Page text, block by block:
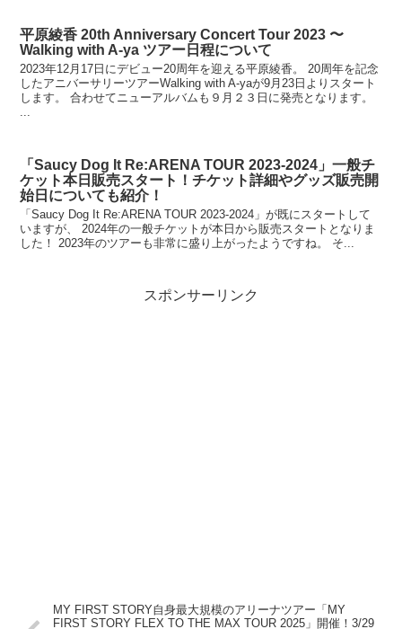
平原綾香 20th Anniversary Concert Tour 2023 〜
Walking with A-ya ツアー日程について
2023年12月17日にデビュー20周年を迎える平原綾香。 20周年を記念
したアニバーサリーツアーWalking with A-yaが9月23日よりスタート
します。 合わせてニューアルバムも９月２３日に発売となります。
「Saucy Dog It Re:ARENA TOUR 2023-2024」一般チ
ケット本日販売スタート！チケット詳細やグッズ販売開
始日についても紹介！
「Saucy Dog It Re:ARENA TOUR 2023-2024」が既にスタートして
いますが、 2024年の一般チケットが本日から販売スタートとなりま
した！ 2023年のツアーも非常に盛り上がったようですね。 そ...
スポンサーリンク
MY FIRST STORY自身最大規模のアリーナツアー「MY
FIRST STORY FLEX TO THE MAX TOUR 2025」開催！3/29